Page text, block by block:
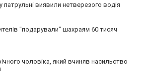
патрульні виявили нетверезого водія
"подарували" шахраям 60 тисяч
чоловіка, який вчиняв насильство